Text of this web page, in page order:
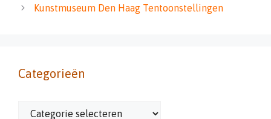
Kunstmuseum Den Haag Tentoonstellingen
Categorieën
Categorieën